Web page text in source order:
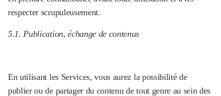
respecter scrupuleusement.
5.1. Publication, échange de contenus
En utilisant les Services, vous aurez la possibilité de
publier ou de partager du contenu de tout genre au sein des